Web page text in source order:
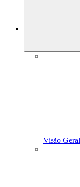
Visão Geral